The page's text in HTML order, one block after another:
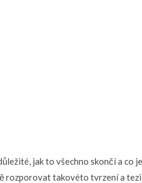
jak to všechno skončí a co
rozporovat takovéto tvrzení a